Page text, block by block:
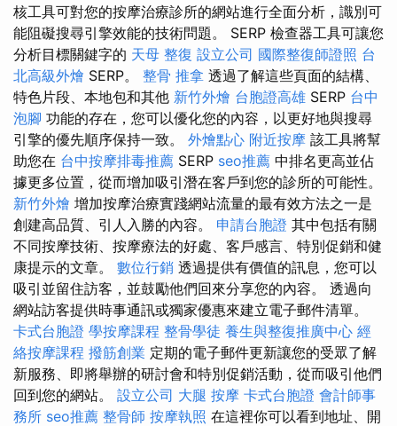
核工具可對您的按摩治療診所的網站進行全面分析，識別可
能阻礙搜尋引擎效能的技術問題。 SERP 檢查器工具可讓您
分析目標關鍵字的 天母 整復 設立公司 國際整復師證照 台
北高級外燴 SERP。 整骨 推拿 透過了解這些頁面的結構、
特色片段、本地包和其他 新竹外燴 台胞證高雄 SERP 台中
泡腳 功能的存在，您可以優化您的內容，以更好地與搜尋
引擎的優先順序保持一致。 外燴點心 附近按摩 該工具將幫
助您在 台中按摩排毒推薦 SERP seo推薦 中排名更高並佔
據更多位置，從而增加吸引潛在客戶到您的診所的可能性。
新竹外燴 增加按摩治療實踐網站流量的最有效方法之一是
創建高品質、引人入勝的內容。 申請台胞證 其中包括有關
不同按摩技術、按摩療法的好處、客戶感言、特別促銷和健
康提示的文章。 數位行銷 透過提供有價值的訊息，您可以
吸引並留住訪客，並鼓勵他們回來分享您的內容。 透過向
網站訪客提供時事通訊或獨家優惠來建立電子郵件清單。
卡式台胞證 學按摩課程 整骨學徒 養生與整復推廣中心 經
絡按摩課程 撥筋創業 定期的電子郵件更新讓您的受眾了解
新服務、即將舉辦的研討會和特別促銷活動，從而吸引他們
回到您的網站。 設立公司 大腿 按摩 卡式台胞證 會計師事
務所 seo推薦 整骨師 按摩執照 在這裡你可以看到地址、開